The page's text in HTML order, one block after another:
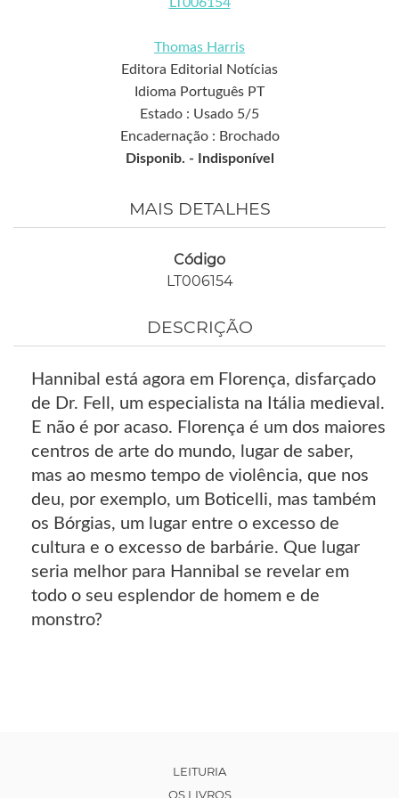
Thomas Harris
Editora Editorial Notícias
Idioma Português PT
Estado : Usado 5/5
Encadernação : Brochado
Disponib. -
Indisponível
MAIS DETALHES
Código
LT006154
DESCRIÇÃO
Hannibal está agora em Florença, disfarçado
de Dr. Fell, um especialista na Itália medieval.
E não é por acaso. Florença é um dos maiores
centros de arte do mundo, lugar de saber,
mas ao mesmo tempo de violência, que nos
deu, por exemplo, um Boticelli, mas também
os Bórgias, um lugar entre o excesso de
cultura e o excesso de barbárie. Que lugar
seria melhor para Hannibal se revelar em
todo o seu esplendor de homem e de
monstro?
LEITURIA
OS LIVROS